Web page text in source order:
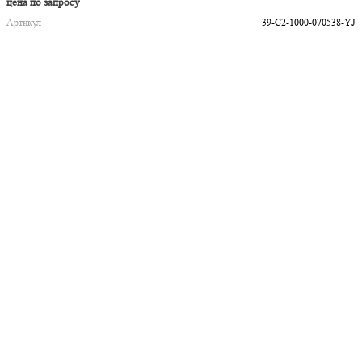
Артикул
39-C2-1000-070538-YJ